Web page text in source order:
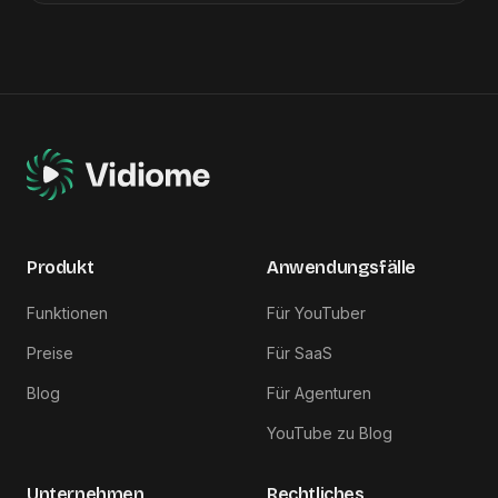
Produkt
Funktionen
Preise
Blog
Anwendungsfälle
Für YouTuber
Für SaaS
Für Agenturen
YouTube zu Blog